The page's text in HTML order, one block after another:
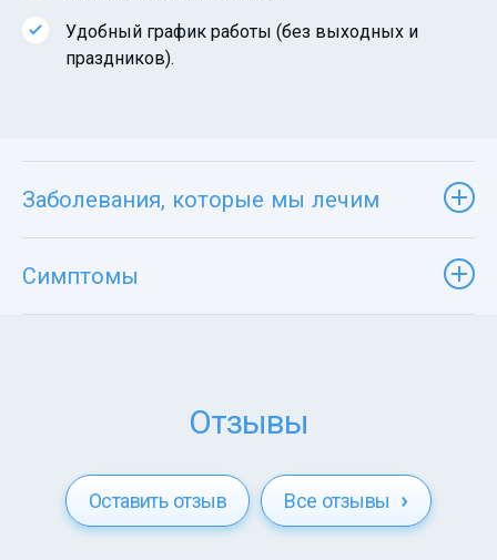
Удобный график работы (без выходных и
праздников).
Заболевания, которые мы лечим
Симптомы
Отзывы
Оставить отзыв Все отзывы